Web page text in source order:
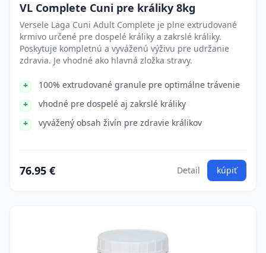
VL Complete Cuni pre králiky 8kg
Versele Laga Cuni Adult Complete je plne extrudované
krmivo určené pre dospelé králiky a zakrslé králiky.
Poskytuje kompletnú a vyváženú výživu pre udržanie
zdravia. Je vhodné ako hlavná zložka stravy.
100% extrudované granule pre optimálne trávenie
vhodné pre dospelé aj zakrslé králiky
vyvážený obsah živín pre zdravie králikov
76.95 € Detail kúpiť